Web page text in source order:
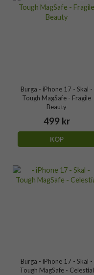
Burga - iPhone 17 - Skal -
Tough MagSafe - Fragile
Beauty
499 kr
KÖP
Burga - iPhone 17 - Skal -
Tough MagSafe - Celestial